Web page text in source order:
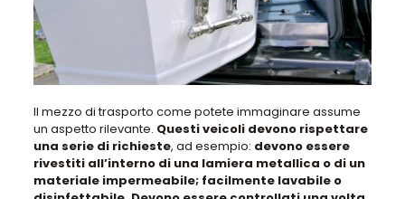
Il mezzo di trasporto come potete immaginare assume
un aspetto rilevante. Questi veicoli devono rispettare
una serie di richieste, ad esempio: devono essere
rivestiti all’interno di una lamiera metallica o di un
materiale impermeabile; facilmente lavabile o